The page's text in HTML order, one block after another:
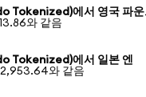
Tokenized)에서 영국 파운
와 같음
Tokenized)에서 일본 엔
와 같음